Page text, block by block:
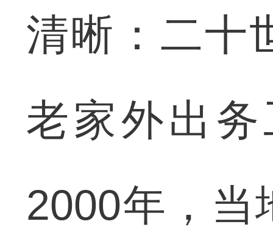
清晰：二十
老家外出
2000年，当